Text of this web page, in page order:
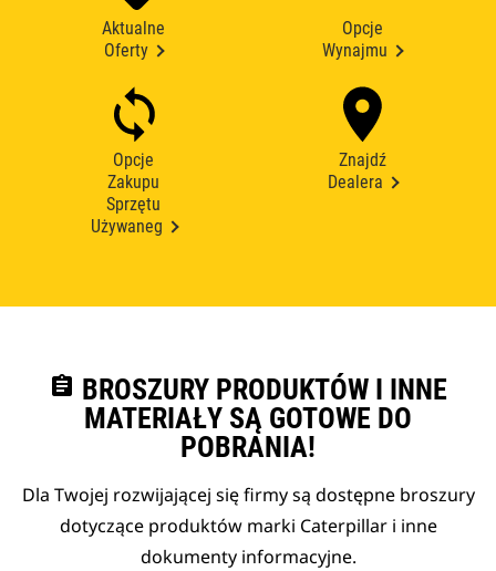
Aktualne
Oferty
Opcje
Wynajmu
Opcje
Zakupu
Sprzętu
Używaneg
Znajdź
Dealera
assignment BROSZURY PRODUKTÓW I INNE
MATERIAŁY SĄ GOTOWE DO
POBRANIA!
Dla Twojej rozwijającej się firmy są dostępne broszury
dotyczące produktów marki Caterpillar i inne
dokumenty informacyjne.